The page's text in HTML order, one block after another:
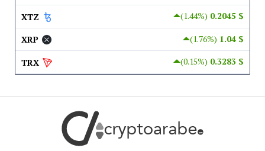
$ 0.2045
(1.44%)
XTZ
$ 1.04
(1.76%)
XRP
$ 0.3283
(0.15%)
TRX